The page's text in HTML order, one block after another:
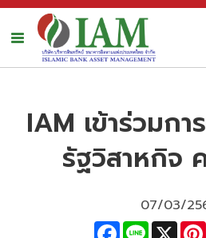
IAM เข้าร่วมก
รัฐวิสาหกิจ
07/03/
Facebook
Line X